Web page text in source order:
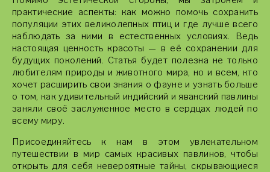
практические аспекты: как можно помочь сохранить
популяции этих великолепных птиц и где лучше всего
наблюдать за ними в естественных условиях. Ведь
настоящая ценность красоты — в её сохранении для
будущих поколений. Статья будет полезна не только
любителям природы и животного мира, но и всем, кто
хочет расширить свои знания о фауне и узнать больше
о том, как удивительный индийский и яванский павлины
заняли своё заслуженное место в сердцах людей по
всему миру.
Присоединяйтесь к нам в этом увлекательном
путешествии в мир самых красивых павлинов, чтобы
открыть для себя невероятные тайны, скрывающиеся